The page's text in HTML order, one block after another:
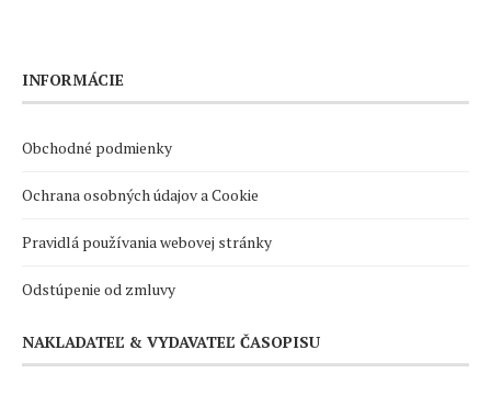
INFORMÁCIE
Obchodné podmienky
Ochrana osobných údajov a Cookie
Pravidlá používania webovej stránky
Odstúpenie od zmluvy
NAKLADATEĽ & VYDAVATEĽ ČASOPISU